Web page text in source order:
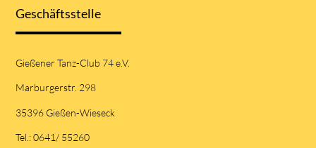
Geschäftsstelle
Gießener Tanz-Club 74 e.V.
Marburgerstr. 298
35396 Gießen-Wieseck
Tel.: 0641/ 55260